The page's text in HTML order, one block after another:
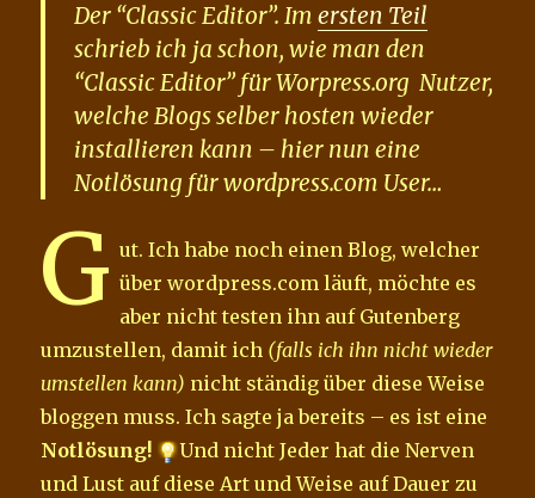
Der “Classic Editor”. Imersten Teil
schrieb ich ja schon, wie man den
“Classic Editor” für Worpress.org Nutzer,
welche Blogs selber hosten wieder
installieren kann – hier nun eine
Notlösung für wordpress.com User…
G ut. Ich habe noch einen Blog, welcher
über wordpress.com läuft, möchte es
aber nicht testen ihn auf Gutenberg
umzustellen, damit ich (falls ich ihn nicht wieder
umstellen kann) nicht ständig über diese Weise
bloggen muss. Ich sagte ja bereits – es ist eine
Notlösung!
Und nicht Jeder hat die Nerven
und Lust auf diese Art und Weise auf Dauer zu